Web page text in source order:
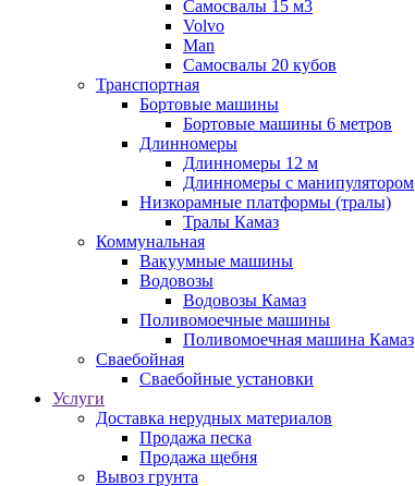
Самосвалы 15 м3
Volvo
Man
Самосвалы 20 кубов
Транспортная
Бортовые машины
Бортовые машины 6 метров
Длинномеры
Длинномеры 12 м
Длинномеры с манипулятором
Низкорамные платформы (тралы)
Тралы Камаз
Коммунальная
Вакуумные машины
Водовозы
Водовозы Камаз
Поливомоечные машины
Поливомоечная машина Камаз
Сваебойная
Сваебойные установки
Услуги
Доставка нерудных материалов
Продажа песка
Продажа щебня
Вывоз грунта